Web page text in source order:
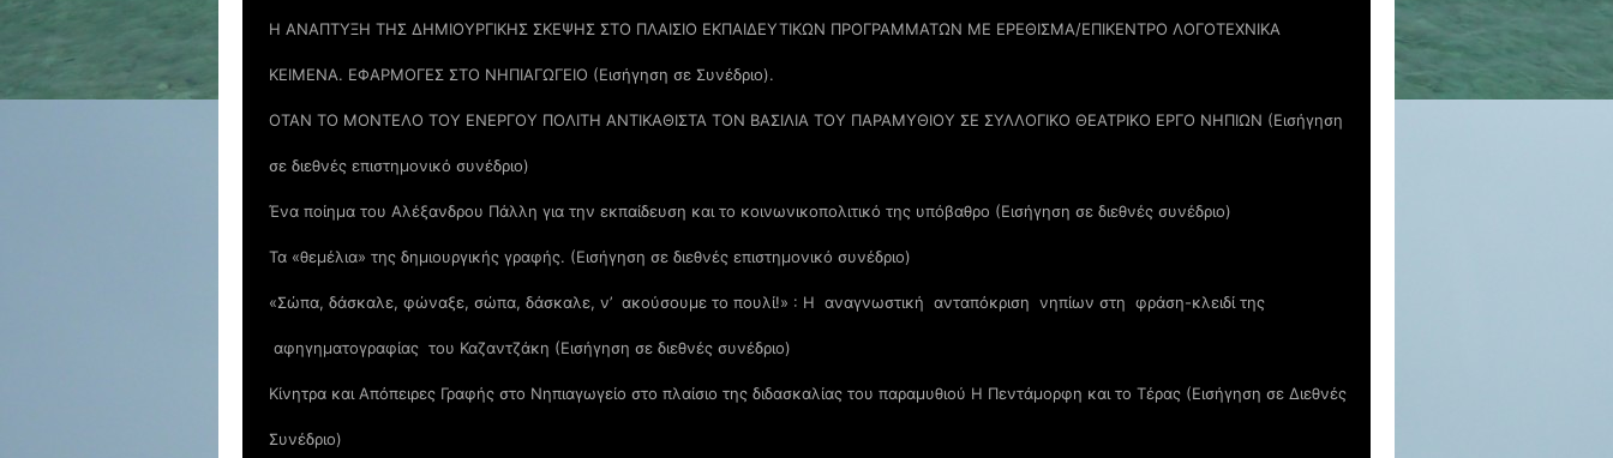
Η ΑΝΑΠΤΥΞΗ ΤΗΣ ΔΗΜΙΟΥΡΓΙΚΗΣ ΣΚΕΨΗΣ ΣΤΟ ΠΛΑΙΣΙΟ ΕΚΠΑΙΔΕΥΤΙΚΩΝ ΠΡΟΓΡΑΜΜΑΤΩΝ ΜΕ ΕΡΕΘΙΣΜΑ/ΕΠΙΚΕΝΤΡΟ ΛΟΓΟΤΕΧΝΙΚΑ
ΚΕΙΜΕΝΑ. ΕΦΑΡΜΟΓΕΣ ΣΤΟ ΝΗΠΙΑΓΩΓΕΙΟ (Εισήγηση σε Συνέδριο).
ΟΤΑΝ ΤΟ ΜΟΝΤΕΛΟ ΤΟΥ ΕΝΕΡΓΟΥ ΠΟΛΙΤΗ ΑΝΤΙΚΑΘΙΣΤΑ ΤΟΝ ΒΑΣΙΛΙΑ ΤΟΥ ΠΑΡΑΜΥΘΙΟΥ ΣΕ ΣΥΛΛΟΓΙΚΟ ΘΕΑΤΡΙΚΟ ΕΡΓΟ ΝΗΠΙΩΝ (Εισήγηση
σε διεθνές επιστημονικό συνέδριο)
Ένα ποίημα του Αλέξανδρου Πάλλη για την εκπαίδευση και το κοινωνικοπολιτικό της υπόβαθρο (Εισήγηση σε διεθνές συνέδριο)
Τα «θεµέλια» της δηµιουργικής γραφής. (Εισήγηση σε διεθνές επιστημονικό συνέδριο)
«Σώπα, δάσκαλε, φώναξε, σώπα, δάσκαλε, ν’ ακούσουμε το πουλί!» : Η αναγνωστική ανταπόκριση νηπίων στη φράση-κλειδί της
αφηγηματογραφίας του Καζαντζάκη (Εισήγηση σε διεθνές συνέδριο)
Κίνητρα και Απόπειρες Γραφής στο Νηπιαγωγείο στο πλαίσιο της διδασκαλίας του παραμυθιού Η Πεντάμορφη και το Τέρας (Εισήγηση σε Διεθνές
Συνέδριο)